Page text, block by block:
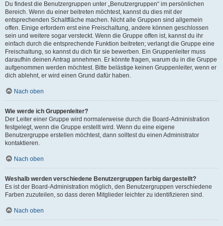
Du findest die Benutzergruppen unter „Benutzergruppen“ im persönlichen
Bereich. Wenn du einer beitreten möchtest, kannst du dies mit der
entsprechenden Schaltfläche machen. Nicht alle Gruppen sind allgemein
offen. Einige erfordern erst eine Freischaltung, andere können geschlossen
sein und weitere sogar versteckt. Wenn die Gruppe offen ist, kannst du ihr
einfach durch die entsprechende Funktion beitreten; verlangt die Gruppe eine
Freischaltung, so kannst du dich für sie bewerben. Ein Gruppenleiter muss
daraufhin deinen Antrag annehmen. Er könnte fragen, warum du in die Gruppe
aufgenommen werden möchtest. Bitte belästige keinen Gruppenleiter, wenn er
dich ablehnt, er wird einen Grund dafür haben.
Nach oben
Wie werde ich Gruppenleiter?
Der Leiter einer Gruppe wird normalerweise durch die Board-Administration
festgelegt, wenn die Gruppe erstellt wird. Wenn du eine eigene
Benutzergruppe erstellen möchtest, dann solltest du einen Administrator
kontaktieren.
Nach oben
Weshalb werden verschiedene Benutzergruppen farbig dargestellt?
Es ist der Board-Administration möglich, den Benutzergruppen verschiedene
Farben zuzuteilen, so dass deren Mitglieder leichter zu identifizieren sind.
Nach oben